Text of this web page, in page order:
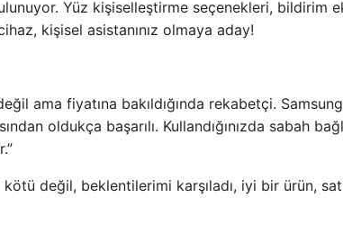
Yüz kişiselleştirme seçenekleri, bildirim
kişisel asistanınız olmaya aday!
ama fiyatına bakıldığında rekabetçi.
oldukça başarılı. Kullandığınızda sabah
kötü değil, beklentilerimi karşıladı, iyi bir ürün,